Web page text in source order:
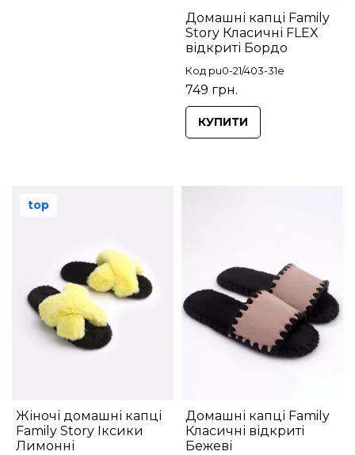
Домашні капці Family
Story Класичні FLEX
відкриті Бордо
Код pu0-21/403-31e
749 грн.
КУПИТИ
Жіночі домашні капці
Family Story Іксики
Лимонні
top
Домашні капці Family
Класичні відкриті
Бежеві